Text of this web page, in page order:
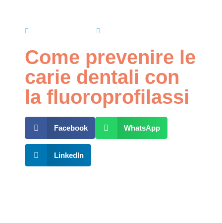
Come prevenire le
carie dentali con
la fluoroprofilassi
Facebook WhatsApp
LinkedIn